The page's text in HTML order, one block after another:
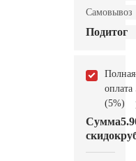
Самовывоз
Подитог
Полная
оплата
(5%)
Сумма
скидок